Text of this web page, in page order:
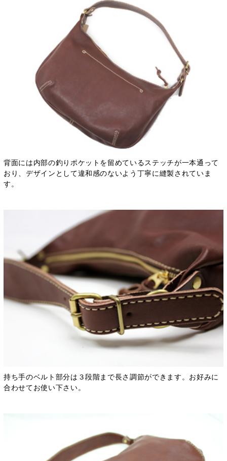
背面には内部の釣りポケットを留めているステッチが一本通って
おり、デザインとして違和感のないよう丁寧に縫製されていま
す。
持ち手のベルト部分は３段階まで長さ調節ができます。お好みに
合わせてお使い下さい。